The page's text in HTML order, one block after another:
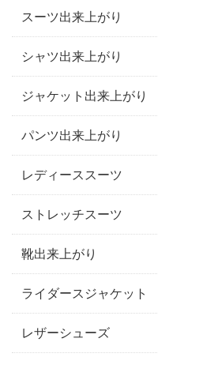
スーツ出来上がり
シャツ出来上がり
ジャケット出来上がり
パンツ出来上がり
レディーススーツ
ストレッチスーツ
靴出来上がり
ライダースジャケット
レザーシューズ